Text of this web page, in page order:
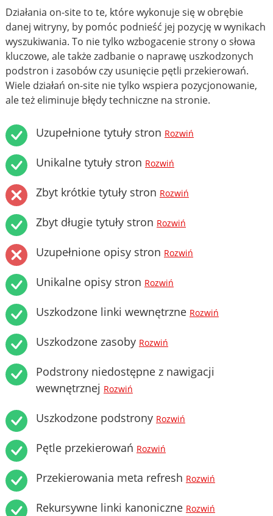
Działania on-site to te, które wykonuje się w obrębie
danej witryny, by pomóc podnieść jej pozycję w wynikach
wyszukiwania. To nie tylko wzbogacenie strony o słowa
kluczowe, ale także zadbanie o naprawę uszkodzonych
podstron i zasobów czy usunięcie pętli przekierowań.
Wiele działań on-site nie tylko wspiera pozycjonowanie,
ale też eliminuje błędy techniczne na stronie.
Uzupełnione tytuły stron Rozwiń
Unikalne tytuły stron Rozwiń
Zbyt krótkie tytuły stron Rozwiń
Zbyt długie tytuły stron Rozwiń
Uzupełnione opisy stron Rozwiń
Unikalne opisy stron Rozwiń
Uszkodzone linki wewnętrzne Rozwiń
Uszkodzone zasoby Rozwiń
Podstrony niedostępne z nawigacji
wewnętrznej Rozwiń
Uszkodzone podstrony Rozwiń
Pętle przekierowań Rozwiń
Przekierowania meta refresh Rozwiń
Rekursywne linki kanoniczne Rozwiń